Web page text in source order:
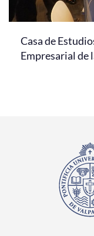
Casa de
Empresarial de